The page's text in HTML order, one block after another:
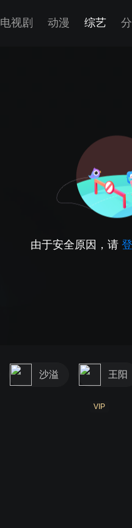
电视剧 动漫 综艺
由于安全原因，请
2011
沙溢 王阳
VIP